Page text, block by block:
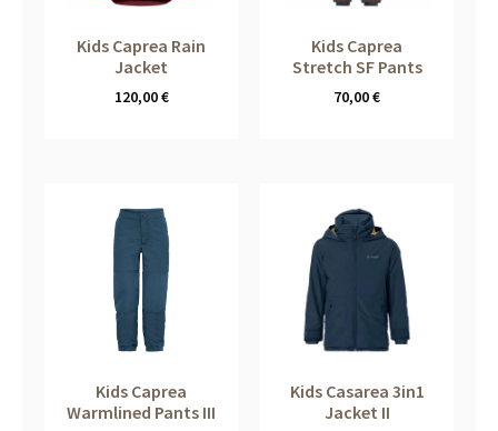
Kids Caprea Rain
Jacket
120,00€
Kids Caprea
Stretch SF Pants
70,00€
Kids Caprea
Warmlined Pants III
Kids Casarea 3in1
Jacket II